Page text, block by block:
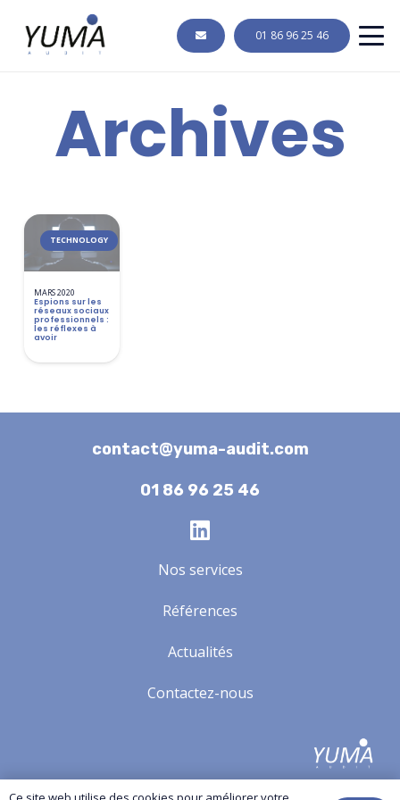
01 86 96 25 46
Archives
TECHNOLOGY
MARS 2020
Espions sur les
réseaux sociaux
professionnels :
les réflexes à
avoir
01 86 96 25 46
contact@yuma-audit.com
Nos services
Références
Actualités
Contactez-nous